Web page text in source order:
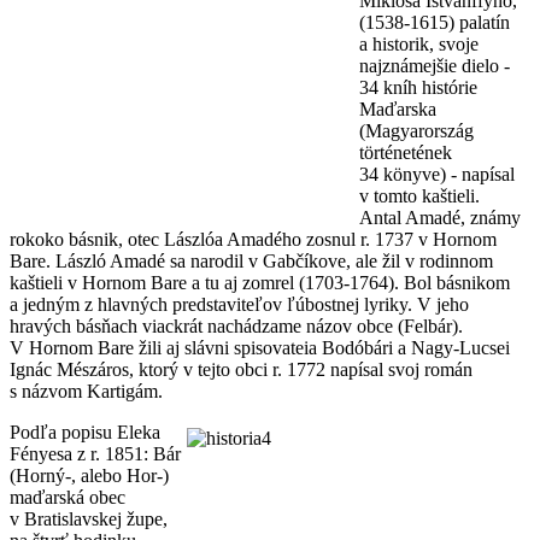
(1538-1615) palatín
a historik, svoje
najznámejšie dielo -
34 kníh histórie
Maďarska
(Magyarország
történetének
34 könyve) - napísal
v tomto kaštieli.
Antal Amadé, známy
rokoko básnik, otec Lászlóa Amadého zosnul r. 1737 v Hornom
Bare. László Amadé sa narodil v Gabčíkove, ale žil v rodinnom
kaštieli v Hornom Bare a tu aj zomrel (1703-1764). Bol básnikom
a jedným z hlavných predstaviteľov ľúbostnej lyriky. V jeho
hravých básňach viackrát nachádzame názov obce (Felbár).
V Hornom Bare žili aj slávni spisovateia Bodóbári a Nagy-Lucsei
Ignác Mészáros, ktorý v tejto obci r. 1772 napísal svoj román
s názvom Kartigám.
Podľa popisu Eleka
Fényesa z r. 1851: Bár
(Horný-, alebo Hor-)
maďarská obec
v Bratislavskej župe,